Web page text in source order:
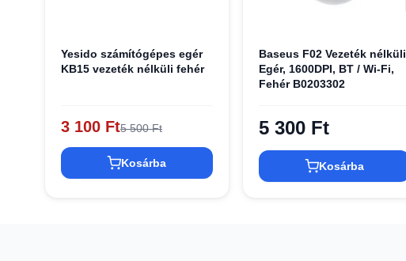
Yesido számítógépes egér
KB15 vezeték nélküli fehér
3 100 Ft5 500 Ft
Kosárba
Baseus F02 Vezeték nélküli
Egér, 1600DPI, BT / Wi-Fi,
Fehér B0203302
5 300 Ft
Kosárba